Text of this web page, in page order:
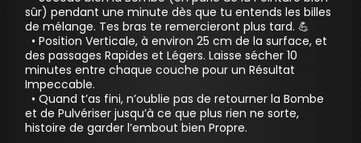
sûr) pendant une minute dès que tu entends les billes
de mélange. Tes bras te remercieront plus tard. 💪
• Position Verticale, à environ 25 cm de la surface, et
des passages Rapides et Légers. Laisse sécher 10
minutes entre chaque couche pour un Résultat
Impeccable.
• Quand t’as fini, n’oublie pas de retourner la Bombe
et de Pulvériser jusqu’à ce que plus rien ne sorte,
histoire de garder l’embout bien Propre.